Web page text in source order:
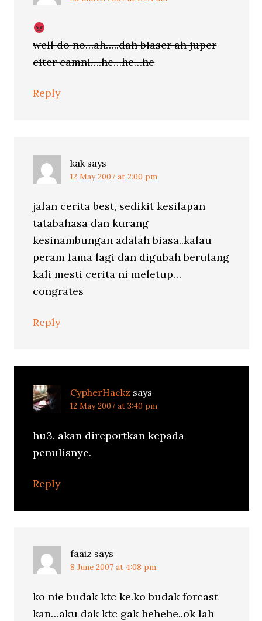
well do no…ah…..dah biaser ah juper
citer camni….he…he…he
Reply
kak says
12 May 2007 at 2:00 pm
jalan cerita best, sedikit kesilapan
tatabahasa dan kurang
kesinambungan adalah biasa..kalau
peram lama lagi dan digubah berulang
kali mesti cerita ni meletup…
congrates
Reply
CypherHackz says
12 May 2007 at 3:40 pm
hu3. akan direportkan kepada
penulisnye.
Reply
faaiz says
8 June 2007 at 4:08 pm
ko nie budak ktc ke.ko budak forcast
kan…aku dak ktc gak hehehe..ok lah